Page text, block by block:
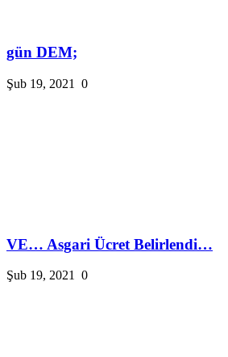
gün DEM;
Şub 19, 2021 0
VE… Asgari Ücret Belirlendi…
Şub 19, 2021 0